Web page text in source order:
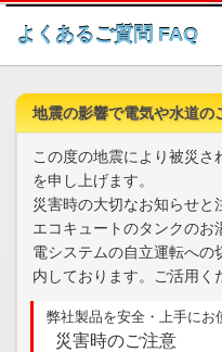
この
よくあるご質問 FAQ
地震の影響で電気や水道の
この度の地震により被災
を申し上げます。
災害時の大切なお知らせと
エコキュートのタンクのお
電システムの自立運転への
内しております。ご活用く
弊社製品を安全・上手にお
災害時のご注意